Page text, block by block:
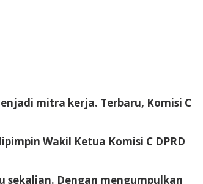
mitra kerja. Terbaru, Komisi C
Wakil Ketua Komisi C DPRD
sekalian. Dengan mengumpulkan